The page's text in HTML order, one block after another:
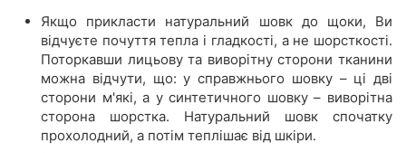
Якщо прикласти натуральний шовк до щоки, Ви
відчуєте почуття тепла і гладкості, а не шорсткості.
Поторкавши лицьову та виворітну сторони тканини
можна відчути, що: у справжнього шовку – ці дві
сторони м'які, а у синтетичного шовку – виворітна
сторона шорстка. Натуральний шовк спочатку
прохолодний, а потім теплішає від шкіри.